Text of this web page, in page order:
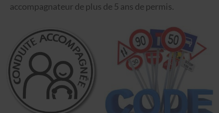
accompagnateur de plus de 5 ans de permis.